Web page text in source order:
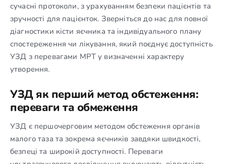
сучасні протоколи, з урахуванням безпеки пацієнтів та
зручності для пацієнток. Зверніться до нас для повної
діагностики кісти яєчника та індивідуального плану
спостереження чи лікування, який поєднує доступність
УЗД з перевагами МРТ у визначенні характеру
утворення.
УЗД як перший метод обстеження:
переваги та обмеження
УЗД є першочерговим методом обстеження органів
малого таза та зокрема яєчників завдяки швидкості,
безпеці та широкій доступності. Переваги